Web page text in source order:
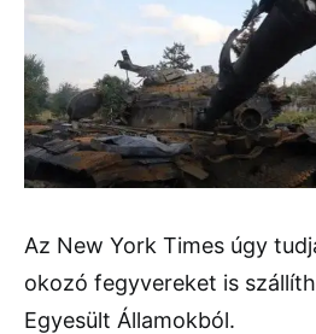
Az New York Times úgy
okozó fegyvereket is
Egyesült Államokból.